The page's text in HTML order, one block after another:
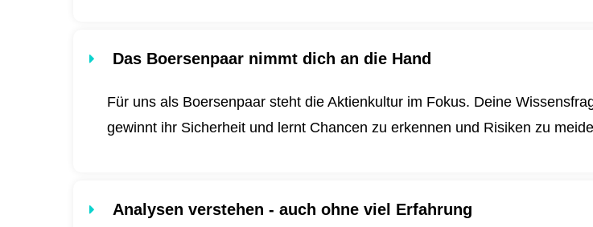
Das Boersenpaar nimmt dich an die Hand
Für uns als Boersenpaar steht die Aktienkultur im Fokus. Deine
gewinnt ihr Sicherheit und lernt Chancen zu erkennen und Risiken zu
Analysen verstehen - auch ohne viel Erfahrung